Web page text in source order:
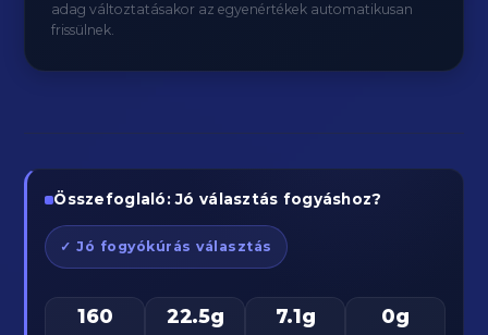
adag változtatásakor az egyenértékek automatikusan
frissülnek.
Összefoglaló: Jó választás fogyáshoz?
✓ Jó fogyókúrás választás
160 22.5g 7.1g 0g